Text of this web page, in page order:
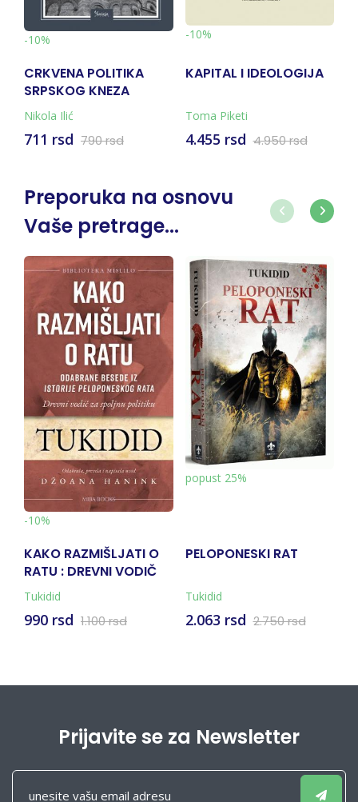
-10%
CRKVENA POLITIKA
SRPSKOG KNEZA
LAZARA: (1371-1389)
Nikola Ilić
711 rsd 790 rsd
-10%
KAPITAL I IDEOLOGIJA
Toma Piketi
4.455 rsd 4.950 rsd
Preporuka na osnovu
Vaše pretrage...
-10%
KAKO RAZMIŠLJATI O
RATU : DREVNI VODIČ
ZA SPOLJNU POLITIKU
Tukidid
990 rsd 1.100 rsd
popust 25%
PELOPONESKI RAT
Tukidid
2.063 rsd 2.750 rsd
Prijavite se za Newsletter